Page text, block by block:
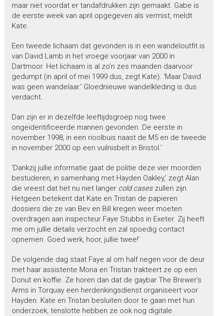
maar niet voordat er tandafdrukken zijn gemaakt. Gabe is
de eerste week van april opgegeven als vermist, meldt
Kate.
Een tweede lichaam dat gevonden is in een wandeloutfit is
van David Lamb in het vroege voorjaar van 2000 in
Dartmoor. Het lichaam is al zo’n zes maanden daarvoor
gedumpt (in april of mei 1999 dus, zegt Kate). ‘Maar David
was geen wandelaar.’ Gloednieuwe wandelkleding is dus
verdacht.
Dan zijn er in dezelfde leeftijdsgroep nog twee
ongeïdentificeerde mannen gevonden. De eerste in
november 1998, in een rioolbuis naast de M5 en de tweede
in november 2000 op een vuilnisbelt in Bristol.’
‘Dankzij jullie informatie gaat de politie deze vier moorden
bestuderen, in samenhang met Hayden Oakley,’ zegt Alan
die vreest dat het nu niet langer cold caseszullen zijn.
Hetgeen betekent dat Kate en Tristan de papieren
dossiers die ze van Bev en Bill kregen weer moeten
overdragen aan inspecteur Faye Stubbs in Exeter. Zij heeft
me om jullie details verzocht en zal spoedig contact
opnemen. Goed werk, hoor, jullie twee!’
De volgende dag staat Faye al om half negen voor de deur
met haar assistente Mona en Tristan trakteert ze op een
Donut en koffie. Ze horen dan dat de gaybar The Brewer’s
Arms in Torquay een herdenkingsdienst organiseert voor
Hayden. Kate en Tristan besluiten door te gaan met hun
onderzoek, tenslotte hebben ze ook nog digitale